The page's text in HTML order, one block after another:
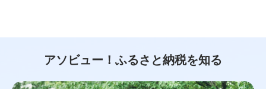
アソビュー！ふるさと納税を知る